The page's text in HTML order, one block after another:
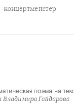
концертмейстер
поэма на
Владимира Гайдарова